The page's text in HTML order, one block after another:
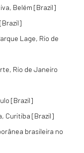
Belém [Brazil]
Lage, Rio de
Rio de Janeiro
[Brazil]
Curitiba [Brazil]
brasileira no